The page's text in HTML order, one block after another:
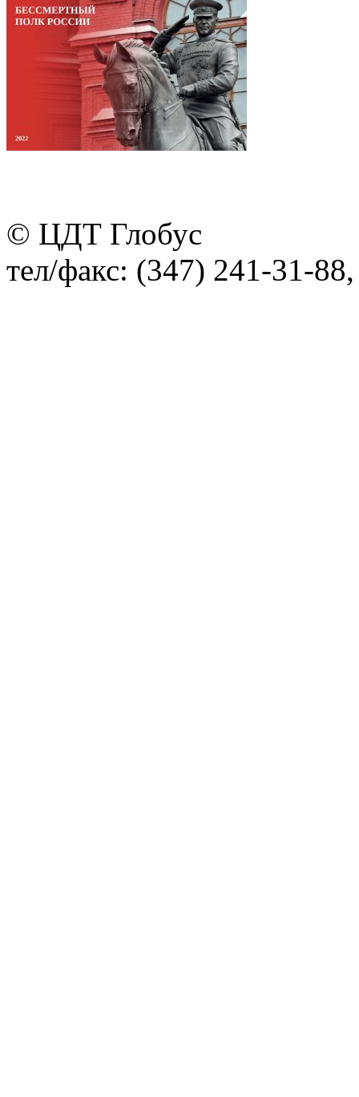
© ЦДТ Глобус
тел/факс: (347) 241-31-